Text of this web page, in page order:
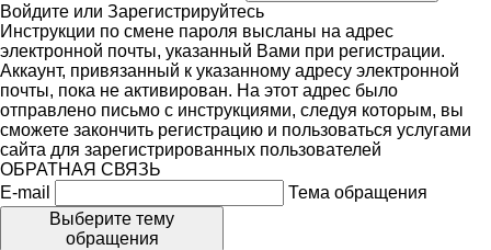
Войдите или Зарегистрируйтесь
Инструкции по смене пароля высланы на адрес
электронной почты, указанный Вами при регистрации.
Аккаунт, привязанный к указанному адресу электронной
почты, пока не активирован. На этот адрес было
отправлено письмо с инструкциями, следуя которым, вы
сможете закончить регистрацию и пользоваться услугами
сайта для зарегистрированных пользователей
ОБРАТНАЯ СВЯЗЬ
E-mail
Тема обращения
Выберите тему
обращения